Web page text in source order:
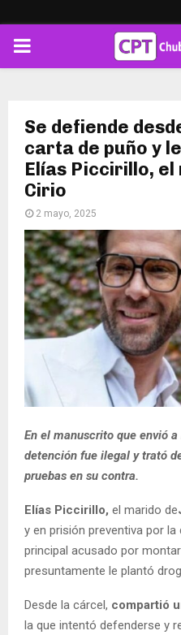
PRIMARY
Se defiende
carta de puño y
Elías Piccirillo, el
Cirio
2 mayo, 2025
En el manuscrito que envió
detención fue ilegal y trató
pruebas en su contra.
Elías Piccirillo, el marido de
y en prisión preventiva por
principal acusado por
presuntamente le plantó
Desde la cárcel, compartió
la que intentó defenderse y